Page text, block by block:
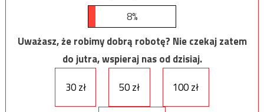
8%
Uważasz, że robimy dobrą robotę? Nie czekaj zatem
do jutra, wspieraj nas od dzisiaj.
30 zł
50 zł 100 zł